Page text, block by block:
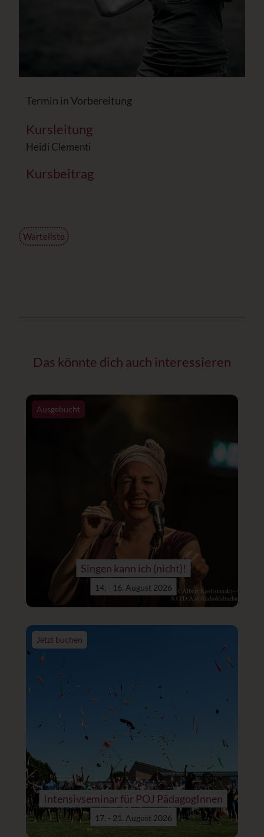
Termin in Vorbereitung
Kursleitung
Heidi Clementi
Kursbeitrag
Warteliste
Das könnte dich auch interessieren
Ausgebucht
Singen kann ich (nicht)!
14. - 16. August 2026
Jetzt buchen
Intensivseminar für POJ PädagogInnen
17. - 21. August 2026